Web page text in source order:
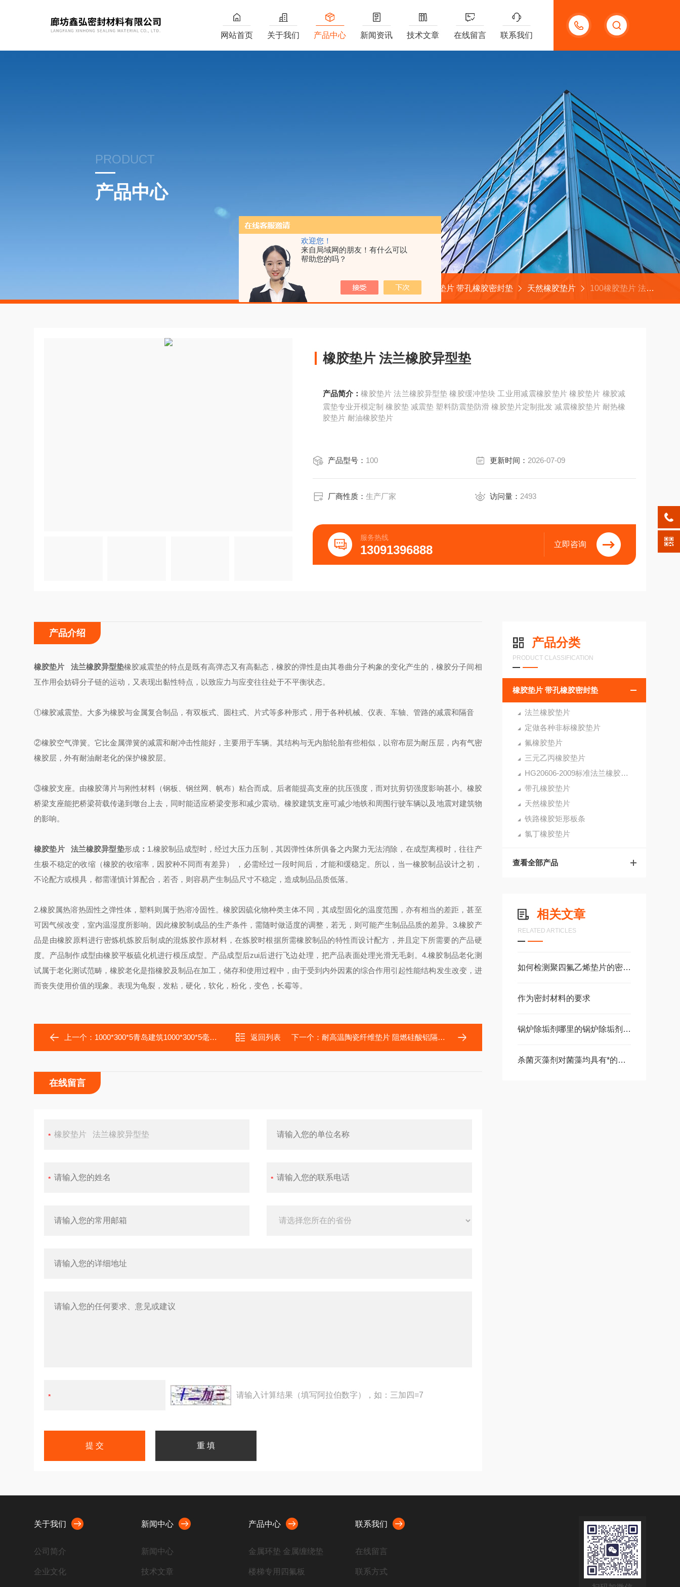
欢迎您！
来自局域网的朋友！有什么可以
帮助您的吗？
13191957898
网站首页 关于我们 产品中心 新闻资讯 技术文章 在线留言 联系我们
PRODUCT
产品中心
首页 产品中心 橡胶垫片 带孔橡胶密封垫 天然橡胶垫片 100橡胶垫片 法兰橡胶异型垫
橡胶垫片 法兰橡胶异型垫
产品简介：橡胶垫片 法兰橡胶异型垫 橡胶缓冲垫块 工业用减震橡胶垫片 橡胶垫片 橡胶减
震垫专业开模定制 橡胶垫 减震垫 塑料防震垫防滑 橡胶垫片定制批发 减震橡胶垫片 耐热橡
胶垫片 耐油橡胶垫片
产品型号： 100 更新时间： 2026-07-09
厂商性质：生产厂家 访问量： 2493
服务热线
13091396888 立即咨询
产品分类
PRODUCT CLASSIFICATION
橡胶垫片 带孔橡胶密封垫
法兰橡胶垫片
定做各种非标橡胶垫片
氟橡胶垫片
三元乙丙橡胶垫片
HG20606-2009标准法兰橡胶垫片
带孔橡胶垫片
天然橡胶垫片
铁路橡胶矩形板条
氯丁橡胶垫片
查看全部产品
相关文章
RELATED ARTICLES
如何检测聚四氟乙烯垫片的密封性能
作为密封材料的要求
锅炉除垢剂哪里的锅炉除垢剂Z管用
杀菌灭藻剂对菌藻均具有*的活性
产品介绍
橡胶垫片 法兰橡胶异型垫橡胶减震垫的特点是既有高弹态又有高黏态，橡胶的弹性是由其卷曲分子构象的变化产生的，橡胶分子间相
互作用会妨碍分子链的运动，又表现出黏性特点，以致应力与应变往往处于不平衡状态。
①橡胶减震垫。大多为橡胶与金属复合制品，有双板式、圆柱式、片式等多种形式，用于各种机械、仪表、车轴、管路的减震和隔音
②橡胶空气弹簧。它比金属弹簧的减震和耐冲击性能好，主要用于车辆。其结构与无内胎轮胎有些相似，以帘布层为耐压层，内有气密
橡胶层，外有耐油耐老化的保护橡胶层。
③橡胶支座。由橡胶薄片与刚性材料（钢板、钢丝网、帆布）粘合而成。后者能提高支座的抗压强度，而对抗剪切强度影响甚小。橡胶
桥梁支座能把桥梁荷载传递到墩台上去，同时能适应桥梁变形和减少震动。橡胶建筑支座可减少地铁和周围行驶车辆以及地震对建筑物
的影响。
橡胶垫片 法兰橡胶异型垫形成： 1.橡胶制品成型时，经过大压力压制，其因弹性体所俱备之内聚力无法消除，在成型离模时，往往产
生极不稳定的收缩（橡胶的收缩率，因胶种不同而有差异） ，必需经过一段时间后，才能和缓稳定。所以，当一橡胶制品设计之初，
不论配方或模具，都需谨慎计算配合，若否，则容易产生制品尺寸不稳定，造成制品品质低落。
2.橡胶属热溶热固性之弹性体，塑料则属于热溶冷固性。橡胶因硫化物种类主体不同，其成型固化的温度范围，亦有相当的差距，甚至
可因气候改变，室内温湿度所影响。因此橡胶制成品的生产条件，需随时做适度的调整，若无，则可能产生制品品质的差异。3.橡胶产
品是由橡胶原料进行密炼机炼胶后制成的混炼胶作原材料，在炼胶时根据所需橡胶制品的特性而设计配方，并且定下所需要的产品硬
度。产品制作成型由橡胶平板硫化机进行模压成型。产品成型后zui后进行飞边处理，把产品表面处理光滑无毛刺。 4.橡胶制品老化测
试属于老化测试范畴，橡胶老化是指橡胶及制品在加工，储存和使用过程中，由于受到内外因素的综合作用引起性能结构发生改变，进
而丧失使用价值的现象。表现为龟裂，发粘，硬化，软化，粉化，变色，长霉等。
上一个： 1000*300*5青岛建筑1000*300*5毫米强酸碱聚四氟乙烯板 返回列表 下一个： 耐高温陶瓷纤维垫片 阻燃硅酸铝隔热垫片
在线留言
请输入计算结果（填写阿拉伯数字），如：三加四=7
关于我们
公司简介
企业文化
新闻中心
新闻中心
技术文章
产品中心
金属环垫 金属缠绕垫
楼梯专用四氟板
联系我们
在线留言
联系方式